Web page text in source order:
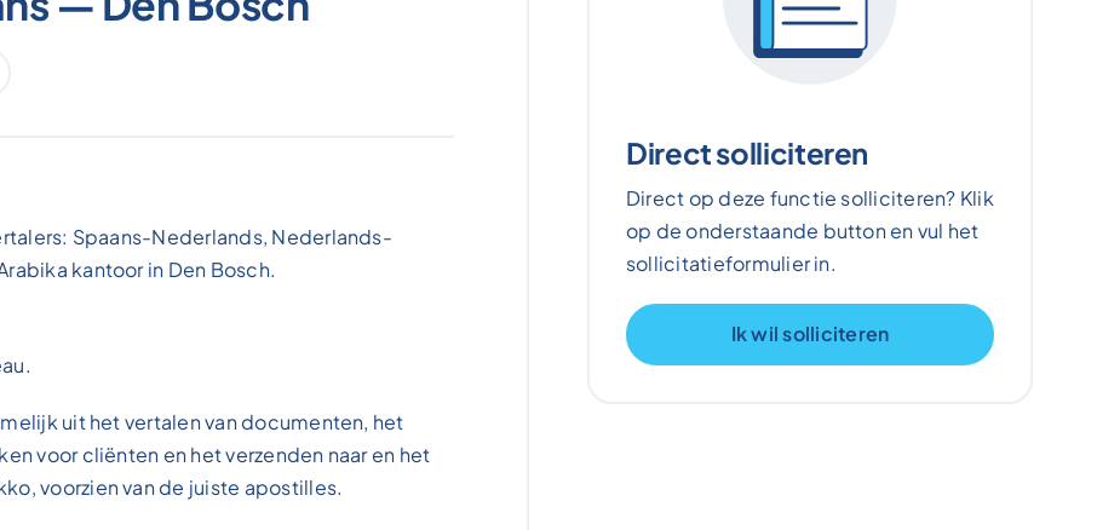
Spaans-Nederlands, Nederlands-
kantoor in Den Bosch.
uit het vertalen van documenten, het
voor cliënten en het verzenden naar en het
voorzien van de juiste apostilles.
Direct solliciteren
Direct op deze functie solliciteren? Klik
op de onderstaande button en vul het
sollicitatieformulier in.
Ik wil solliciteren